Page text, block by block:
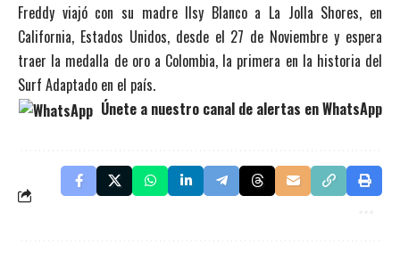
Freddy viajó con su madre Ilsy Blanco a La Jolla Shores, en
California, Estados Unidos, desde el 27 de Noviembre y espera
traer la medalla de oro a Colombia, la primera en la historia del
Surf Adaptado en el país.​
Únete a nuestro canal de alertas en WhatsApp